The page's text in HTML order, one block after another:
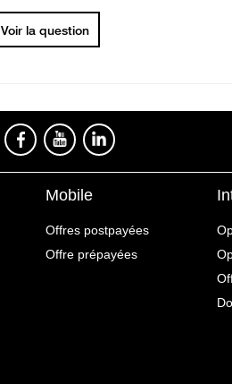
Voir la question
Mobile
Offres postpayées
Offre prépayées